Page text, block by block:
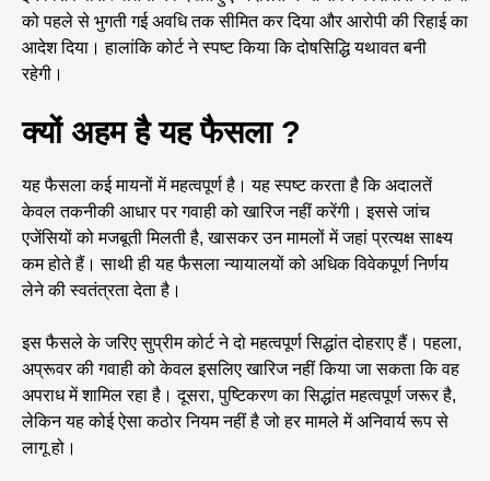
को पहले से भुगती गई अवधि तक सीमित कर दिया और आरोपी की रिहाई का
आदेश दिया। हालांकि कोर्ट ने स्पष्ट किया कि दोषसिद्धि यथावत बनी
रहेगी।
क्यों अहम है यह फैसला ?
यह फैसला कई मायनों में महत्वपूर्ण है। यह स्पष्ट करता है कि अदालतें
केवल तकनीकी आधार पर गवाही को खारिज नहीं करेंगी। इससे जांच
एजेंसियों को मजबूती मिलती है, खासकर उन मामलों में जहां प्रत्यक्ष साक्ष्य
कम होते हैं। साथी ही यह फैसला न्यायालयों को अधिक विवेकपूर्ण निर्णय
लेने की स्वतंत्रता देता है।
इस फैसले के जरिए सुप्रीम कोर्ट ने दो महत्वपूर्ण सिद्धांत दोहराए हैं। पहला,
अप्रूवर की गवाही को केवल इसलिए खारिज नहीं किया जा सकता कि वह
अपराध में शामिल रहा है। दूसरा, पुष्टिकरण का सिद्धांत महत्वपूर्ण जरूर है,
लेकिन यह कोई ऐसा कठोर नियम नहीं है जो हर मामले में अनिवार्य रूप से
लागू हो।